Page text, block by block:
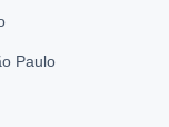
Paulo